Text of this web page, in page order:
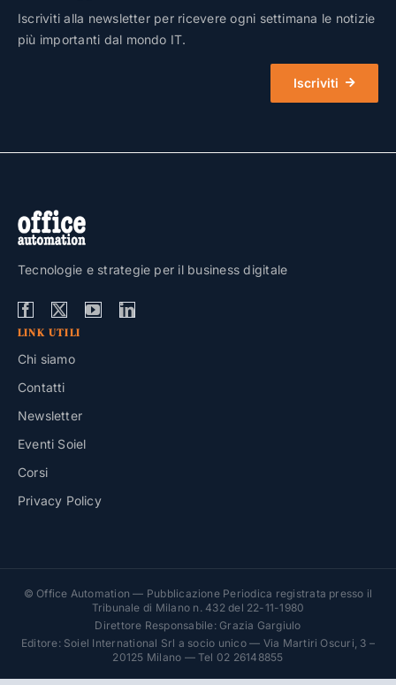
Iscriviti alla newsletter per ricevere ogni settimana le notizie
più importanti dal mondo IT.
Iscriviti
Tecnologie e strategie per il business digitale
LINK UTILI
Chi siamo
Contatti
Newsletter
Eventi Soiel
Corsi
Privacy Policy
© Office Automation — Pubblicazione Periodica registrata presso il
Tribunale di Milano n. 432 del 22-11-1980
Direttore Responsabile: Grazia Gargiulo
Editore: Soiel International Srl a socio unico — Via Martiri Oscuri, 3 –
20125 Milano — Tel 02 26148855